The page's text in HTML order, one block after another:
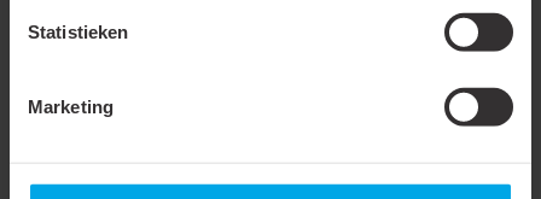
Statistieken
Marketing